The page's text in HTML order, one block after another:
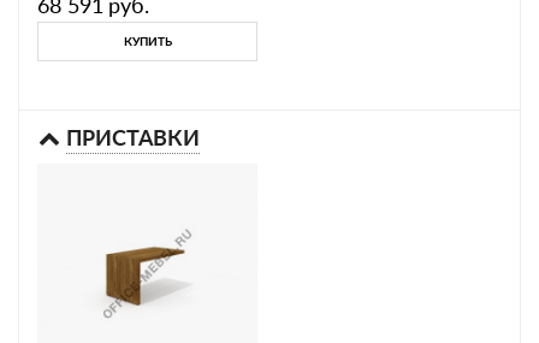
КУПИТЬ
ПРИСТАВКИ